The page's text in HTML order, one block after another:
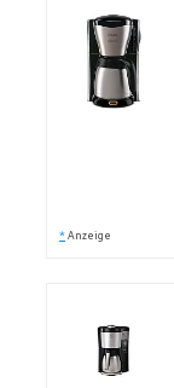
* Anzeige